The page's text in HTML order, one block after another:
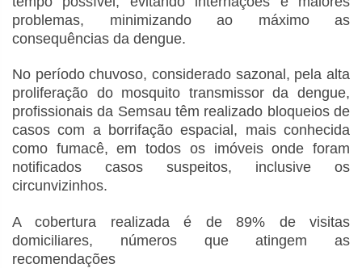
problemas, minimizando ao máximo as
consequências da dengue.
No período chuvoso, considerado sazonal, pela alta
proliferação do mosquito transmissor da dengue,
profissionais da Semsau têm realizado bloqueios de
casos com a borrifação espacial, mais conhecida
como fumacê, em todos os imóveis onde foram
notificados casos suspeitos, inclusive os
circunvizinhos.
A cobertura realizada é de 89% de visitas
domiciliares, números que atingem as
recomendações